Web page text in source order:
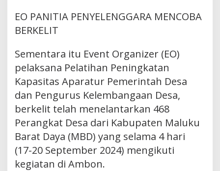
EO PANITIA PENYELENGGARA MENCOBA
BERKELIT
Sementara itu Event Organizer (EO)
pelaksana Pelatihan Peningkatan
Kapasitas Aparatur Pemerintah Desa
dan Pengurus Kelembangaan Desa,
berkelit telah menelantarkan 468
Perangkat Desa dari Kabupaten Maluku
Barat Daya (MBD) yang selama 4 hari
(17-20 September 2024) mengikuti
kegiatan di Ambon.